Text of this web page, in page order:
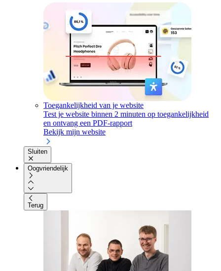
Toegankelijkheid van je website
Test je website binnen 2 minuten op toegankelijkheid
en ontvang een PDF-rapport
Bekijk mijn website
Sluiten
Oogvriendelijk
Terug